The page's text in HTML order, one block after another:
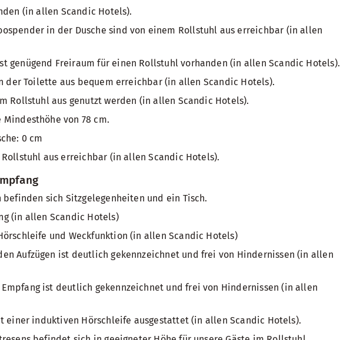
(in allen Scandic Hotels).
in der Dusche sind von einem Rollstuhl aus erreichbar (in allen
genügend Freiraum für einen Rollstuhl vorhanden (in allen Scandic Hotels).
der Toilette aus bequem erreichbar (in allen Scandic Hotels).
Rollstuhl aus genutzt werden (in allen Scandic Hotels).
Mindesthöhe von 78 cm.
0 cm
aus erreichbar (in allen Scandic Hotels).
sich Sitzgelegenheiten und ein Tisch.
(in allen Scandic Hotels)
und Weckfunktion (in allen Scandic Hotels)
Aufzügen ist deutlich gekennzeichnet und frei von Hindernissen (in allen
Empfang ist deutlich gekennzeichnet und frei von Hindernissen (in allen
einer induktiven Hörschleife ausgestattet (in allen Scandic Hotels).